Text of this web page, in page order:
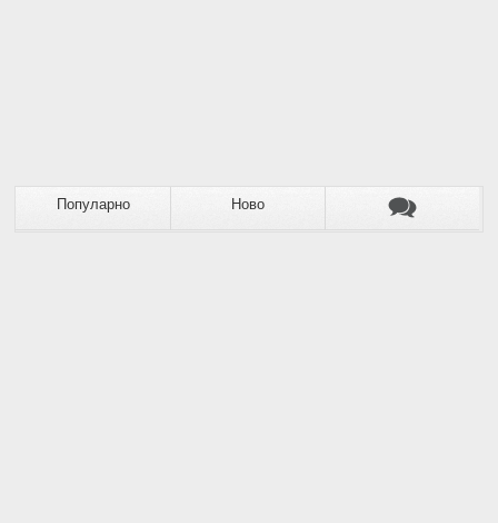
Популарно Ново